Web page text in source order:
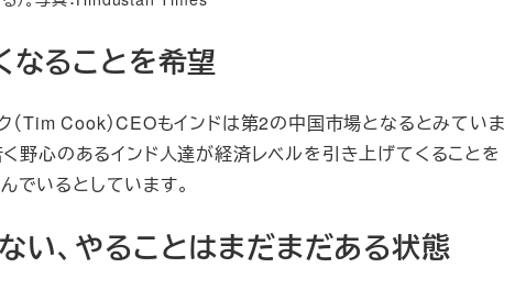
なることを希望
（Tim Cook）CEOもインドは第2の中国市場となるとみていま
野心のあるインド人達が経済レベルを引き上げてくることを
でいるとしています。
い、やることはまだまだある状態